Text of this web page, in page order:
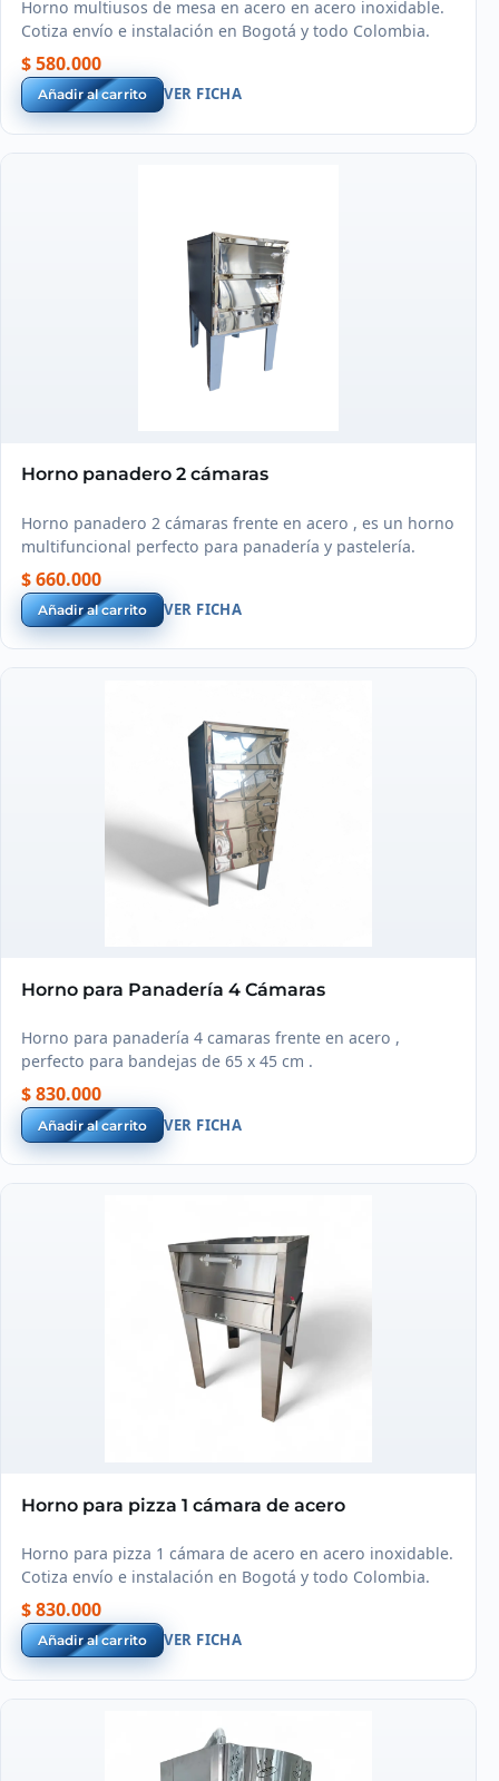
Horno multiusos de mesa en acero en acero inoxidable.
Cotiza envío e instalación en Bogotá y todo Colombia.
$ 580.000
Añadir al carrito VER FICHA
Horno panadero 2 cámaras
Horno panadero 2 cámaras frente en acero , es un horno
multifuncional perfecto para panadería y pastelería.
$ 660.000
Añadir al carrito VER FICHA
Horno para Panadería 4 Cámaras
Horno para panadería 4 camaras frente en acero ,
perfecto para bandejas de 65 x 45 cm .
$ 830.000
Añadir al carrito VER FICHA
Horno para pizza 1 cámara de acero
Horno para pizza 1 cámara de acero en acero inoxidable.
Cotiza envío e instalación en Bogotá y todo Colombia.
$ 830.000
Añadir al carrito VER FICHA